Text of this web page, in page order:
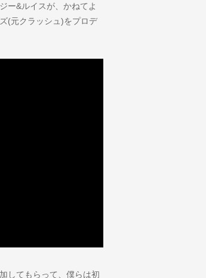
ー&ルイスが、かねてよ
(元クラッシュ)をプロデ
してもらって、僕らは初